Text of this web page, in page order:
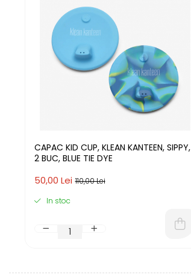
Jucarii pentru dentitie
CHARLIE BANANA
BAMBINO MIO
LOVE TO DREAM
Sac de dormit cu piciorușe
Sac de dormit pentru tranziție
MY CARRY POTTY
Olite si reductoare
BABIATORS
CAPAC KID CUP, KLEAN KANTEEN, SIPPY,
2 BUC, BLUE TIE DYE
110,00 Lei
50,00 Lei
In stoc